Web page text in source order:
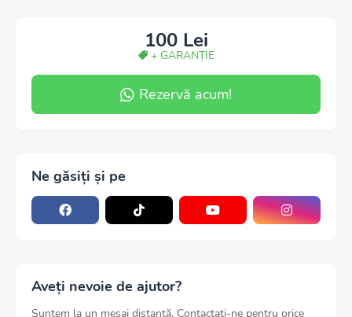
100 Lei
+ GARANȚIE
Rezervă acum!
Ne găsiți și pe
Aveți nevoie de ajutor?
Suntem la un mesaj distanță. Contactați-ne pentru orice